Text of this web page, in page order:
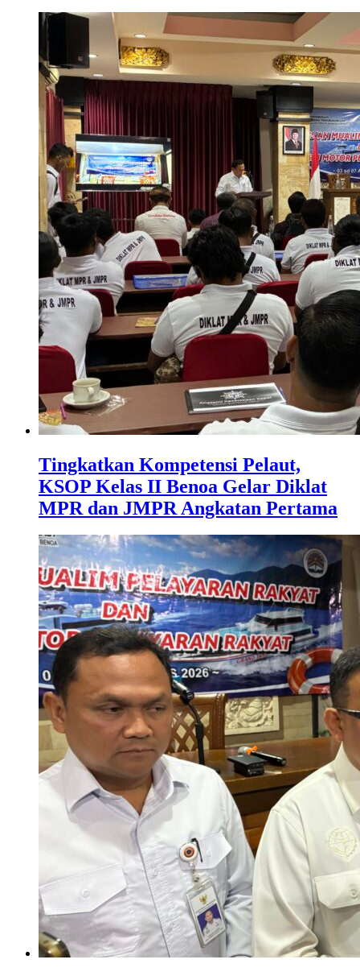
Tingkatkan Kompetensi Pelaut,
KSOP Kelas II Benoa Gelar Diklat
MPR dan JMPR Angkatan Pertama